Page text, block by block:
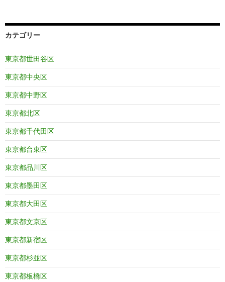
カテゴリー
東京都世田谷区
東京都中央区
東京都中野区
東京都北区
東京都千代田区
東京都台東区
東京都品川区
東京都墨田区
東京都大田区
東京都文京区
東京都新宿区
東京都杉並区
東京都板橋区